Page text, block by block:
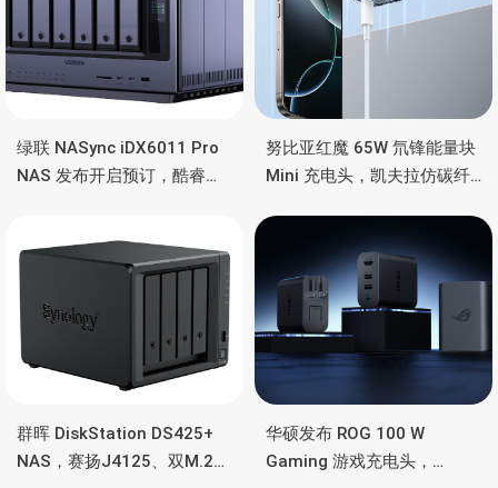
绿联 NASync iDX6011 Pro
NAS 发布开启预订，酷睿
努比亚红魔 65W 氘锋能量块
Mini 充电头，凯夫拉仿碳纤
群晖 DiskStation DS425+
NAS，赛扬J4125、双M.2
华硕发布 ROG 100 W
Gaming 游戏充电头，